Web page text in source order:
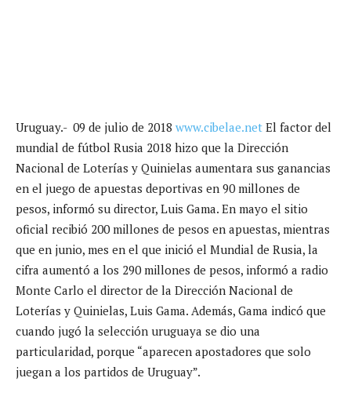
Uruguay.- 09 de julio de 2018 www.cibelae.net El factor del
mundial de fútbol Rusia 2018 hizo que la Dirección
Nacional de Loterías y Quinielas aumentara sus ganancias
en el juego de apuestas deportivas en 90 millones de
pesos, informó su director, Luis Gama. En mayo el sitio
oficial recibió 200 millones de pesos en apuestas, mientras
que en junio, mes en el que inició el Mundial de Rusia, la
cifra aumentó a los 290 millones de pesos, informó a radio
Monte Carlo el director de la Dirección Nacional de
Loterías y Quinielas, Luis Gama. Además, Gama indicó que
cuando jugó la selección uruguaya se dio una
particularidad, porque “aparecen apostadores que solo
juegan a los partidos de Uruguay”.